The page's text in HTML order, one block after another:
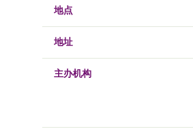
地点
地址
主办机构